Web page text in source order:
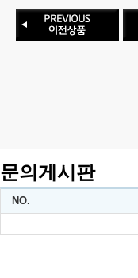
문의게시판
NO.